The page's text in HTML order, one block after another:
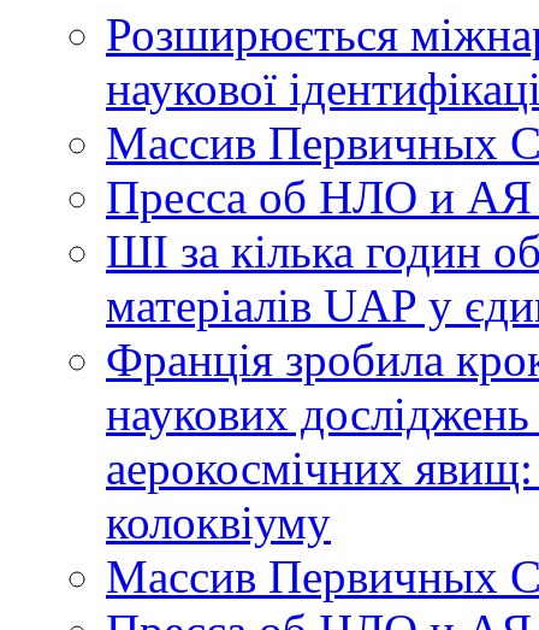
Розширюється
наукової
Массив Первичных
Пресса об НЛО и
ШІ за кілька годин
матеріалів UAP у
Франція зробила
наукових
аерокосмічних
колоквіуму
Массив Первичных